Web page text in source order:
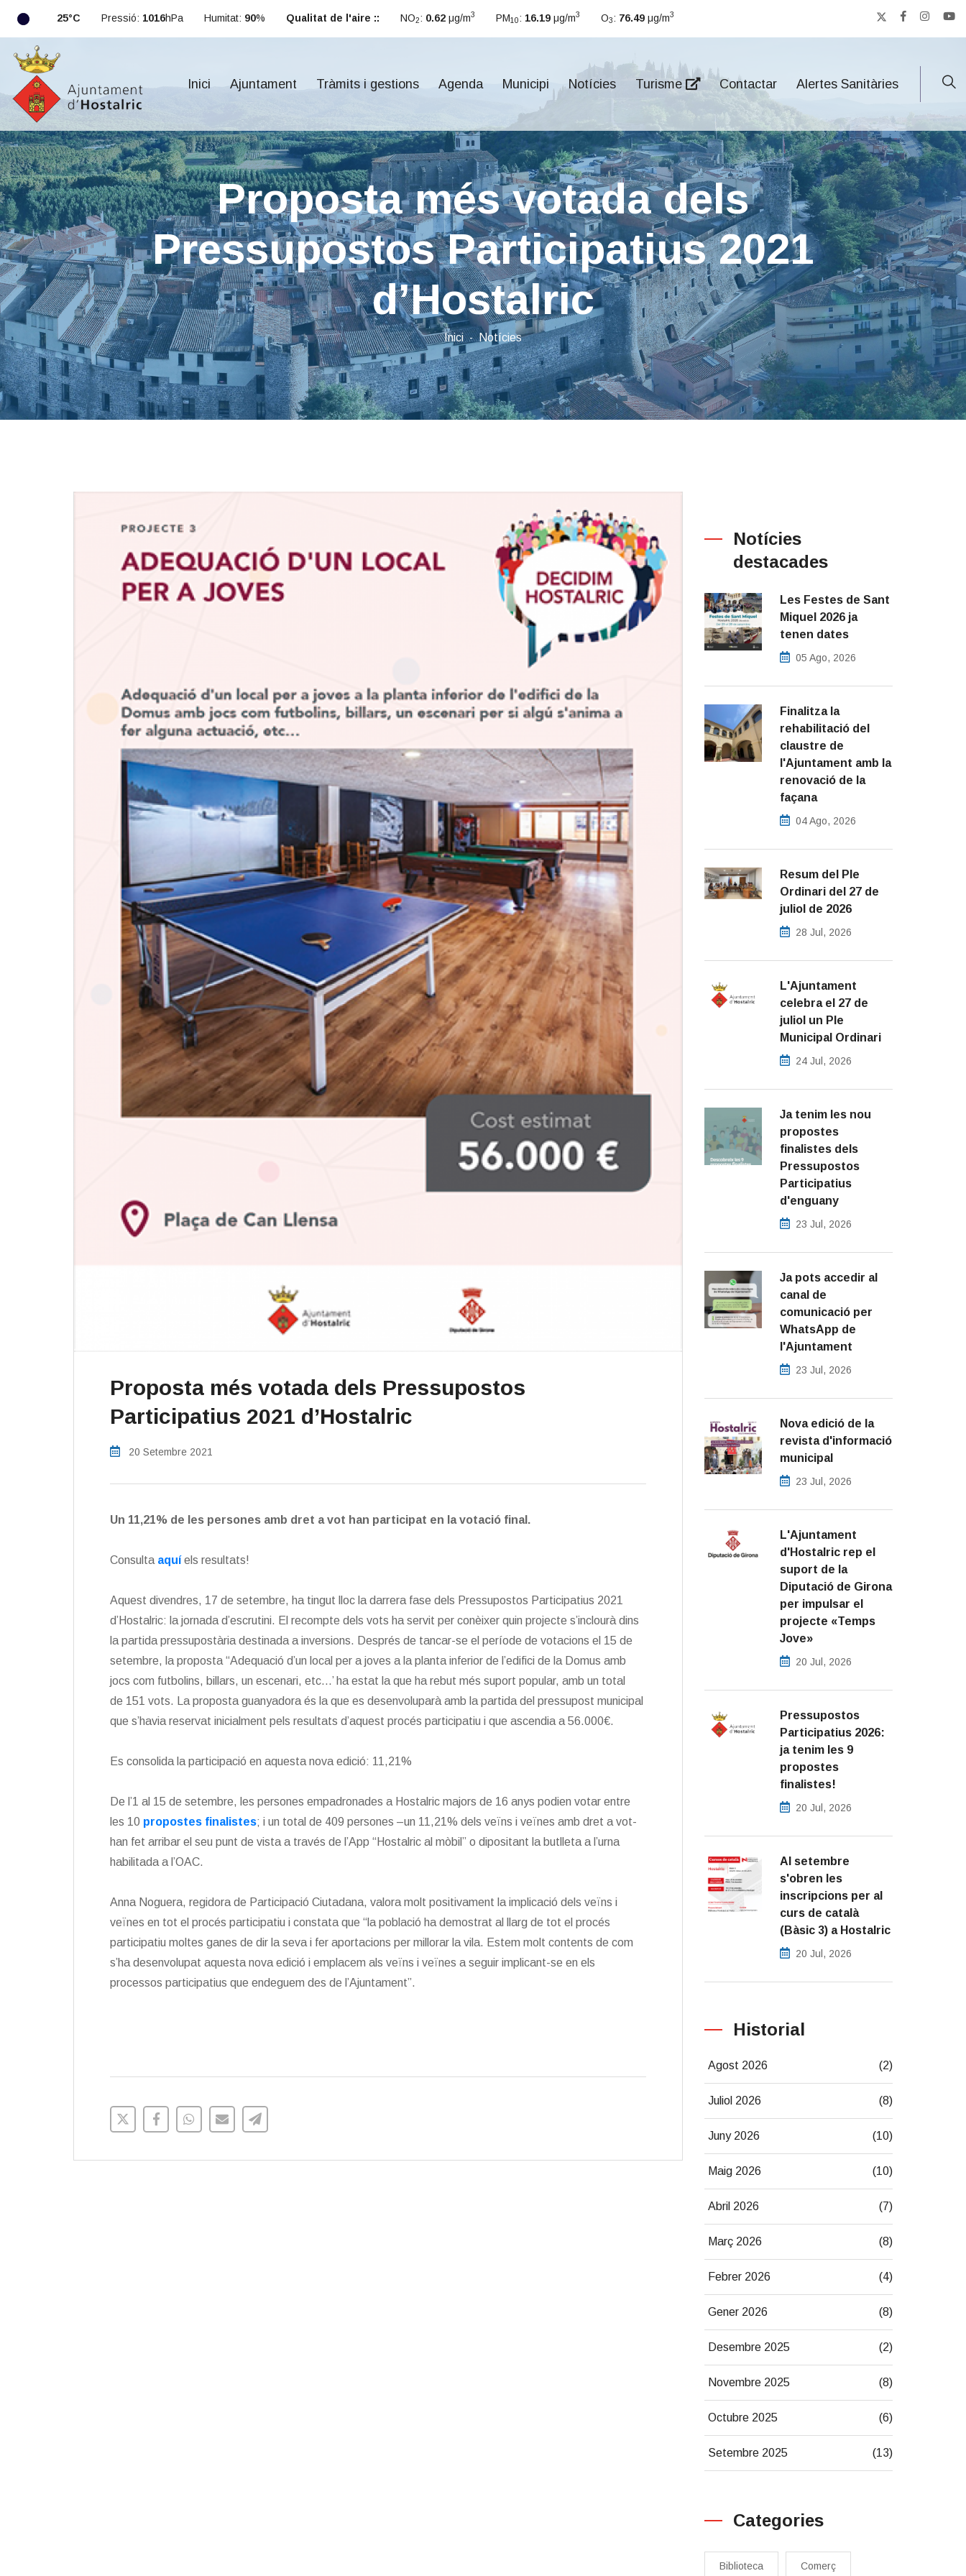
25°C Pressió: 1016hPa Humitat: 90% Qualitat de l'aire :: NO2: 0.62 μg/m3 PM10: 16.19 μg/m3 O3: 76.49 μg/m3
Inici Ajuntament Tràmits i gestions Agenda Municipi Notícies Turisme Contactar Alertes Sanitàries
Proposta més votada dels
Pressupostos Participatius 2021
d’Hostalric
Inici Notícies
Proposta més votada dels Pressupostos
Participatius 2021 d’Hostalric
20 Setembre 2021
Un 11,21% de les persones amb dret a vot han participat en la votació final.
Consulta aquíels resultats!
Aquest divendres, 17 de setembre, ha tingut lloc la darrera fase dels Pressupostos Participatius 2021
d’Hostalric: la jornada d’escrutini. El recompte dels vots ha servit per conèixer quin projecte s’inclourà dins
la partida pressupostària destinada a inversions. Després de tancar-se el període de votacions el 15 de
setembre, la proposta “Adequació d’un local per a joves a la planta inferior de l’edifici de la Domus amb
jocs com futbolins, billars, un escenari, etc...’ ha estat la que ha rebut més suport popular, amb un total
de 151 vots. La proposta guanyadora és la que es desenvoluparà amb la partida del pressupost municipal
que s’havia reservat inicialment pels resultats d’aquest procés participatiu i que ascendia a 56.000€.
Es consolida la participació en aquesta nova edició: 11,21%
De l’1 al 15 de setembre, les persones empadronades a Hostalric majors de 16 anys podien votar entre
les 10 propostes finalistes; i un total de 409 persones –un 11,21% dels veïns i veïnes amb dret a vot-
han fet arribar el seu punt de vista a través de l’App “Hostalric al mòbil” o dipositant la butlleta a l’urna
habilitada a l’OAC.
Anna Noguera, regidora de Participació Ciutadana, valora molt positivament la implicació dels veïns i
veïnes en tot el procés participatiu i constata que “la població ha demostrat al llarg de tot el procés
participatiu moltes ganes de dir la seva i fer aportacions per millorar la vila. Estem molt contents de com
s’ha desenvolupat aquesta nova edició i emplacem als veïns i veïnes a seguir implicant-se en els
processos participatius que endeguem des de l’Ajuntament”.
Notícies
destacades
Les Festes de Sant
Miquel 2026 ja
tenen dates
05 Ago, 2026
Finalitza la
rehabilitació del
claustre de
l'Ajuntament amb la
renovació de la
façana
04 Ago, 2026
Resum del Ple
Ordinari del 27 de
juliol de 2026
28 Jul, 2026
L'Ajuntament
celebra el 27 de
juliol un Ple
Municipal Ordinari
24 Jul, 2026
Ja tenim les nou
propostes
finalistes dels
Pressupostos
Participatius
d'enguany
23 Jul, 2026
Ja pots accedir al
canal de
comunicació per
WhatsApp de
l'Ajuntament
23 Jul, 2026
Nova edició de la
revista d'informació
municipal
23 Jul, 2026
L'Ajuntament
d'Hostalric rep el
suport de la
Diputació de Girona
per impulsar el
projecte «Temps
Jove»
20 Jul, 2026
Pressupostos
Participatius 2026:
ja tenim les 9
propostes
finalistes!
20 Jul, 2026
Al setembre
s'obren les
inscripcions per al
curs de català
(Bàsic 3) a Hostalric
20 Jul, 2026
Historial
Agost 2026 (2)
Juliol 2026 (8)
Juny 2026 (10)
Maig 2026 (10)
Abril 2026 (7)
Març 2026 (8)
Febrer 2026 (4)
Gener 2026 (8)
Desembre 2025 (2)
Novembre 2025 (8)
Octubre 2025 (6)
Setembre 2025 (13)
Categories
Biblioteca Comerç